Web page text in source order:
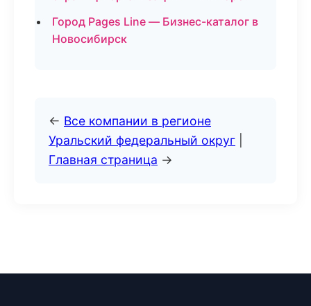
Город Pages Line — Бизнес-каталог в
Новосибирск
← Все компании в регионе
Уральский федеральный округ
Главная страница →